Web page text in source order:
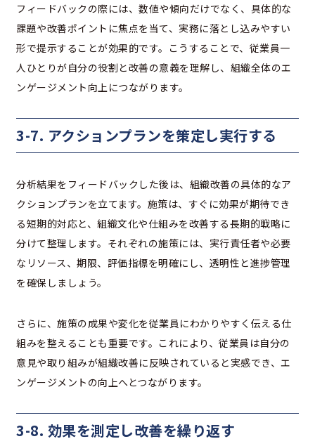
フィードバックの際には、数値や傾向だけでなく、具体的な
課題や改善ポイントに焦点を当て、実務に落とし込みやすい
形で提示することが効果的です。こうすることで、従業員一
人ひとりが自分の役割と改善の意義を理解し、組織全体のエ
ンゲージメント向上につながります。
3-7. アクションプランを策定し実行する
分析結果をフィードバックした後は、組織改善の具体的なア
クションプランを立てます。施策は、すぐに効果が期待でき
る短期的対応と、組織文化や仕組みを改善する長期的戦略に
分けて整理します。それぞれの施策には、実行責任者や必要
なリソース、期限、評価指標を明確にし、透明性と進捗管理
を確保しましょう。
さらに、施策の成果や変化を従業員にわかりやすく伝える仕
組みを整えることも重要です。これにより、従業員は自分の
意見や取り組みが組織改善に反映されていると実感でき、エ
ンゲージメントの向上へとつながります。
3-8. 効果を測定し改善を繰り返す